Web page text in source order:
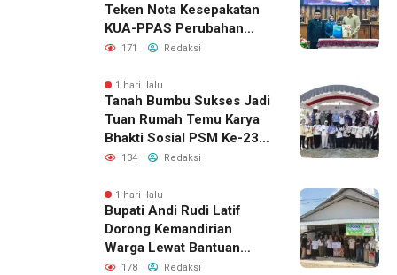
Teken Nota Kesepakatan
KUA-PPAS Perubahan
APBD 2026
171 Redaksi
1 hari lalu
Tanah Bumbu Sukses Jadi
Tuan Rumah Temu Karya
Bhakti Sosial PSM Ke-23
Kalimantan Selatan
134 Redaksi
1 hari lalu
Bupati Andi Rudi Latif
Dorong Kemandirian
Warga Lewat Bantuan
Usaha Ekonomi Produktif
178 Redaksi